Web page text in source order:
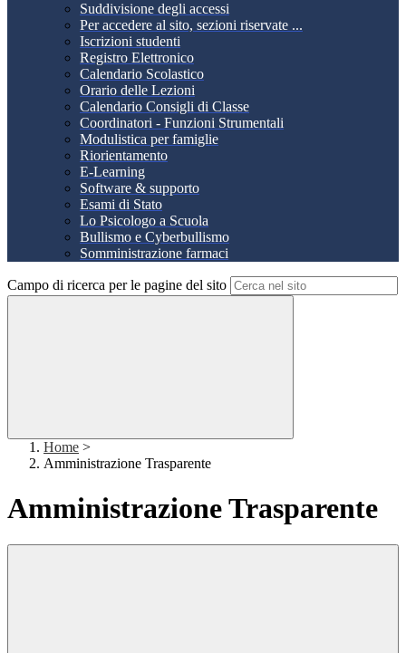
Suddivisione degli accessi
Per accedere al sito, sezioni riservate ...
Iscrizioni studenti
Registro Elettronico
Calendario Scolastico
Orario delle Lezioni
Calendario Consigli di Classe
Coordinatori - Funzioni Strumentali
Modulistica per famiglie
Riorientamento
E-Learning
Software & supporto
Esami di Stato
Lo Psicologo a Scuola
Bullismo e Cyberbullismo
Somministrazione farmaci
Campo di ricerca per le pagine del sito
Home >
Amministrazione Trasparente
Amministrazione Trasparente